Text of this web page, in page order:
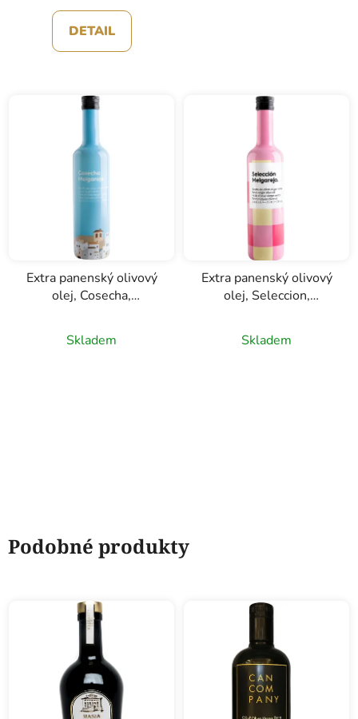
DETAIL
Extra panenský olivový
olej, Cosecha,
Skladem
Extra panenský olivový
olej, Seleccion,
Skladem
Podobné produkty